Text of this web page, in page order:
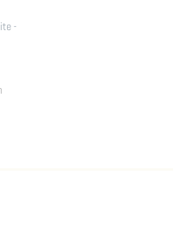
-